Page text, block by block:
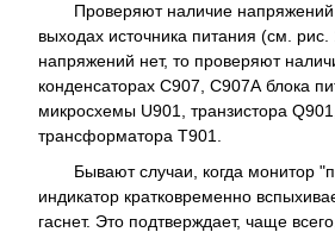
Проверяют наличие
выходах источника питания (см.
напряжений нет, то проверяют
конденсаторах С907, С907А блока
микросхемы U901, транзистора
трансформатора Т901.
Бывают случаи, когда монитор
индикатор кратковременно
гаснет. Это подтверждает, чаще